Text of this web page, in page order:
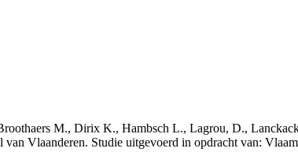
M., Dirix K., Hambsch L., Lagrou, D.,
Vlaanderen. Studie uitgevoerd in opdracht van: